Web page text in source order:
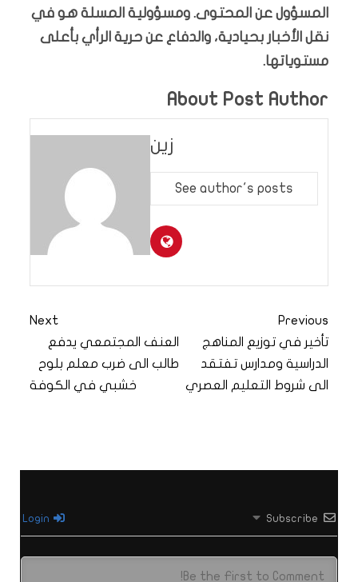
المسؤول عن المحتوى. ومسؤولية المسلة هو في
نقل الأخبار بحيادية، والدفاع عن حرية الرأي بأعلى
مستوياتها.
About Post Author
زين
See author's posts
Previous
تأخير في توزيع المناهج
الدراسية ومدارس تفتقد
الى شروط التعليم العصري
Next
العنف المجتمعي يدفع
طالب الى ضرب معلم بلوح
خشبي في الكوفة
Subscribe